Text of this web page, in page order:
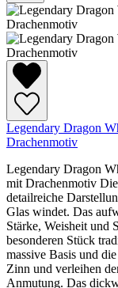
Legendary Dragon
Drachenmotiv
Legendary Dragon
mit Drachenmotiv
detailreiche
Glas windet. Das
Stärke, Weisheit und
besonderen Stück
massive Basis und
Zinn und verleihen
Anmutung. Das